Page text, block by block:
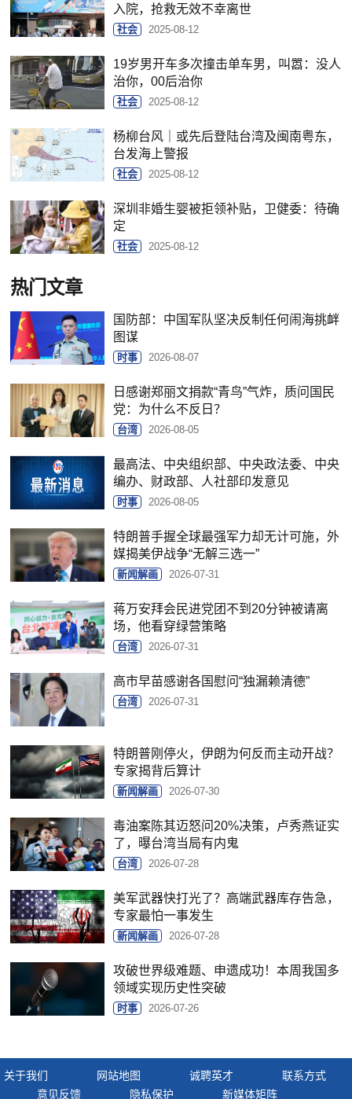
入院，抢救无效不幸离世
社会 2025-08-12
19岁男开车多次撞击单车男，叫嚣：没人
治你，00后治你
社会 2025-08-12
杨柳台风｜或先后登陆台湾及闽南粤东，
台发海上警报
社会 2025-08-12
深圳非婚生婴被拒领补贴，卫健委：待确
定
社会 2025-08-12
热门文章
国防部：中国军队坚决反制任何闹海挑衅
图谋
时事 2026-08-07
日感谢郑丽文捐款“青鸟”气炸，质问国民
党：为什么不反日？
台湾 2026-08-05
最高法、中央组织部、中央政法委、中央
编办、财政部、人社部印发意见
时事 2026-08-05
特朗普手握全球最强军力却无计可施，外
媒揭美伊战争“无解三选一”
新闻解画 2026-07-31
蒋万安拜会民进党团不到20分钟被请离
场，他看穿绿营策略
台湾 2026-07-31
高市早苗感谢各国慰问“独漏赖清德”
台湾 2026-07-31
特朗普刚停火，伊朗为何反而主动开战？
专家揭背后算计
新闻解画 2026-07-30
毒油案陈其迈怒问20%决策，卢秀燕证实
了，曝台湾当局有内鬼
台湾 2026-07-28
美军武器快打光了？高端武器库存告急，
专家最怕一事发生
新闻解画 2026-07-28
攻破世界级难题、申遗成功！本周我国多
领域实现历史性突破
时事 2026-07-26
关于我们 网站地图 诚聘英才
联系方式
意见反馈
隐私保护 新媒体矩阵